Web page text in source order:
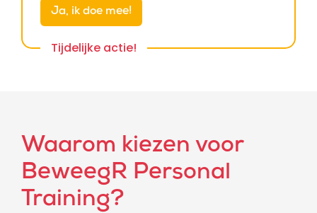
Tijdelijke actie!
Waarom kiezen voor
BeweegR Personal
Training?